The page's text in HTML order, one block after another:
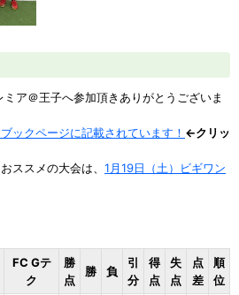
ア＠王子へ参加頂きありがとうございま
ックページに記載されています！ ←クリッ
ススメの大会は、 1月19日（土）ビギワン
FC Gテ
ク
勝
点
勝 負
引
分
得
点
失
点
点
差
順
位